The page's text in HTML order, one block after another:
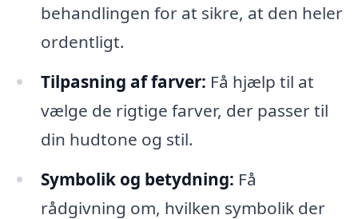
behandlingen for at sikre, at den heler
ordentligt.
Tilpasning af farver: Få hjælp til at
vælge de rigtige farver, der passer til
din hudtone og stil.
Symbolik og betydning: Få
rådgivning om, hvilken symbolik der